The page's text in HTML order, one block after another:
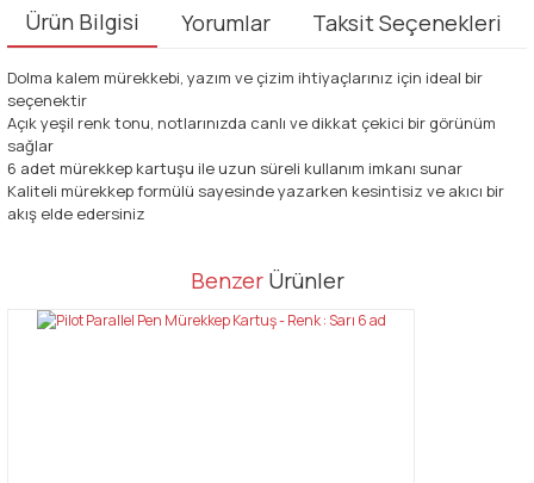
Ürün Bilgisi Yorumlar Taksit Seçenekleri
Dolma kalem mürekkebi, yazım ve çizim ihtiyaçlarınız için ideal bir
seçenektir
Açık yeşil renk tonu, notlarınızda canlı ve dikkat çekici bir görünüm
sağlar
6 adet mürekkep kartuşu ile uzun süreli kullanım imkanı sunar
Kaliteli mürekkep formülü sayesinde yazarken kesintisiz ve akıcı bir
akış elde edersiniz
Bu ürüne ilk yorumu siz yapın!
Bu ürünün fiyat bilgisi, resim, ürün açıklamalarında ve diğer
tarafımıza iletebilirsiniz.
Benzer Ürünler